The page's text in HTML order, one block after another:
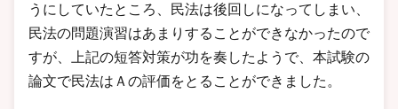
うにしていたところ、民法は後回しになってしまい、
民法の問題演習はあまりすることができなかったので
すが、上記の短答対策が功を奏したようで、本試験の
論文で民法はＡの評価をとることができました。